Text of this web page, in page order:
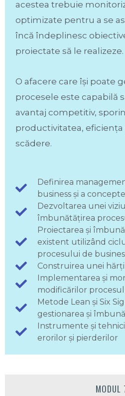
acestea trebuie
optimizate pentru a se
încă îndeplinesc
proiectate să le realizeze.
O afacere care își poate
procesele este capabilă
avantaj competitiv,
productivitatea, eficiența
scădere.
Definirea
business și a
Dezvoltarea unei
îmbunătățirea
Proiectarea și
existent utilizând
procesului de
Construirea unei
Implementarea și
modificărilor
Metode Lean și Six
gestionarea și
Instrumente și
erorilor și pierderilor
MODUL